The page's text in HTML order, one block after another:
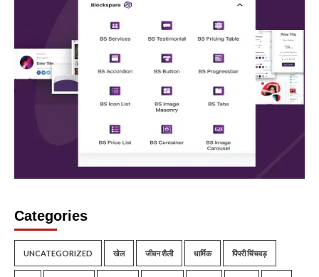
Categories
UNCATEGORIZED खेल जीवन शैली धार्मिक पिंपरी चिंचवड़